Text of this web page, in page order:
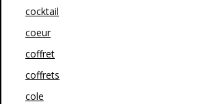
cocktail
coeur
coffret
coffrets
cole